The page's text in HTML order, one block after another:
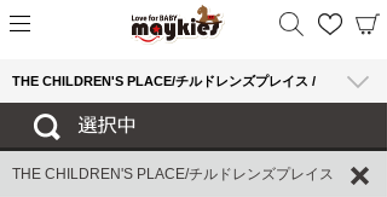
THE CHILDREN'S PLACE/チルドレンズプレイス /
THE CHILDREN'S PLACE/チルドレンズプレイス